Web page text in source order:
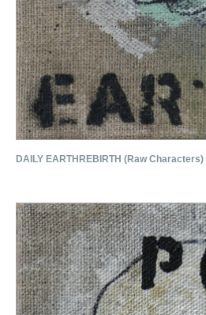
DAILY EARTHREBIRTH (Raw Characters)